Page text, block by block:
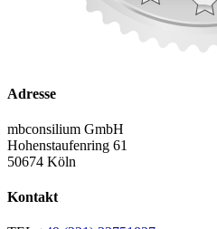
Adresse
mbconsilium GmbH
Hohenstaufenring 61
50674 Köln
Kontakt